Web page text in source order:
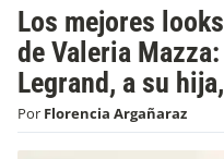
Los mejores
de Valeria
Legrand, a su
Por Florencia Argañaraz